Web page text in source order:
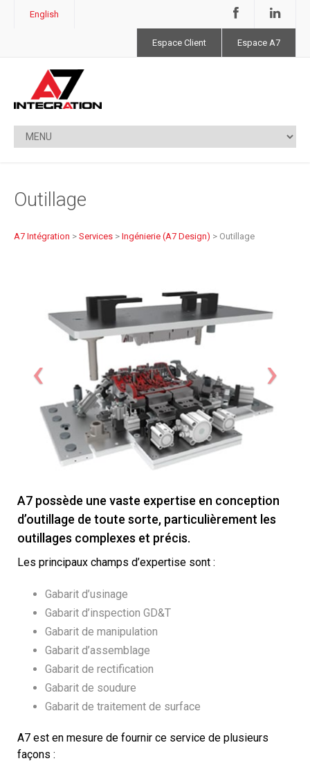
English
Espace Client Espace A7
Outillage
A7 Intégration > Services > Ingénierie (A7 Design) > Outillage
A7 possède une vaste expertise en conception
d’outillage de toute sorte, particulièrement les
outillages complexes et précis.
Les principaux champs d’expertise sont :
Gabarit d’usinage
Gabarit d’inspection GD&T
Gabarit de manipulation
Gabarit d’assemblage
Gabarit de rectification
Gabarit de soudure
Gabarit de traitement de surface
A7 est en mesure de fournir ce service de plusieurs
façons :